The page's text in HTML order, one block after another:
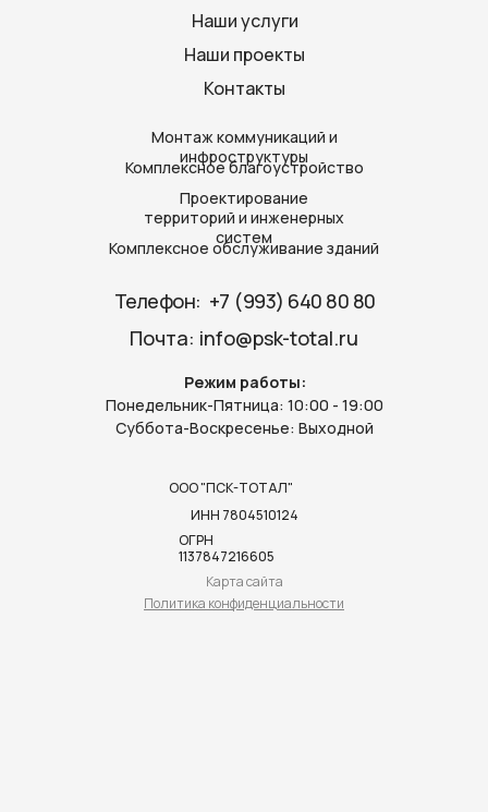
Почта: info@psk-total.ru
ОГРН
1137847216605
ИНН 7804510124
Карта сайта
Режим работы:
Понедельник-Пятница: 10:00 - 19:00
Суббота-Воскресенье: Выходной
Телефон: ‪ +7 (993) 640 80 80‬
Комплексное благоустройство
Политика конфиденциальности
Комплексное обслуживание зданий
Проектирование
территорий и инженерных
систем
Монтаж коммуникаций и
инфроструктуры
Контакты
Наши проекты
Наши услуги
ООО "ПСК-ТОТАЛ"